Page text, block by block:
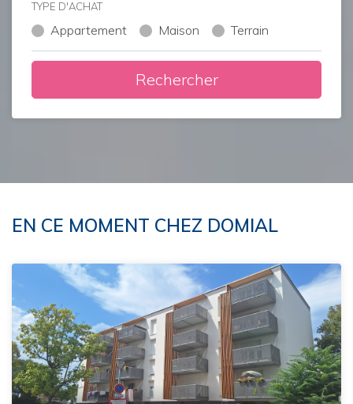
TYPE D'ACHAT
Appartement Maison Terrain
Rechercher
EN CE MOMENT CHEZ DOMIAL